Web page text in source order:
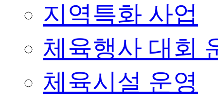
지역특화 사업
체육행사 대회
체육시설 운영